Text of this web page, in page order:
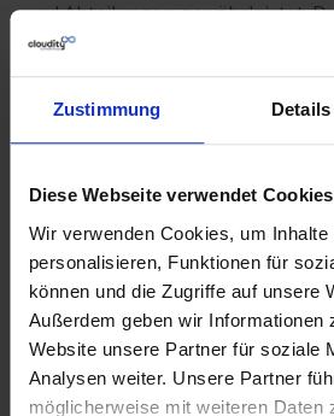
Zustimmung Details
Diese Webseite verwendet Cookies
Wir verwenden Cookies, um Inhalte
personalisieren, Funktionen für
können und die Zugriffe auf unsere
Außerdem geben wir Informationen
Website unsere Partner für soziale
Analysen weiter. Unsere Partner
möglicherweise mit weiteren Daten
und Abteilungen gewährleistet.
Zentralisierung von Wissen und
Arbeitsabläufen beseitigen wir
stellen sicher, dass Ihr
Aufbau skalierbarer
und Teamausrichtung
Wir arbeiten mit Ihnen
Teamstrukturen und
zunehmenden Komplexität Ihres
Ökosystems in Einklang zu
sicher, dass Ihr Unternehmen